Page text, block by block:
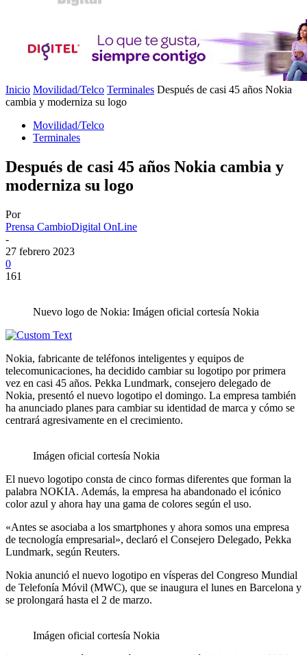
Inicio Movilidad/Telco Terminales Después de casi 45 años Nokia
cambia y moderniza su logo
Movilidad/Telco
Terminales
Después de casi 45 años Nokia cambia y
moderniza su logo
Por
Prensa CambioDigital OnLine
-
27 febrero 2023
0
161
Nuevo logo de Nokia: Imágen oficial cortesía Nokia
Nokia, fabricante de teléfonos inteligentes y equipos de
telecomunicaciones, ha decidido cambiar su logotipo por primera
vez en casi 45 años. Pekka Lundmark, consejero delegado de
Nokia, presentó el nuevo logotipo el domingo. La empresa también
ha anunciado planes para cambiar su identidad de marca y cómo se
centrará agresivamente en el crecimiento.
Imágen oficial cortesía Nokia
El nuevo logotipo consta de cinco formas diferentes que forman la
palabra NOKIA. Además, la empresa ha abandonado el icónico
color azul y ahora hay una gama de colores según el uso.
«Antes se asociaba a los smartphones y ahora somos una empresa
de tecnología empresarial», declaró el Consejero Delegado, Pekka
Lundmark, según Reuters.
Nokia anunció el nuevo logotipo en vísperas del Congreso Mundial
de Telefonía Móvil (MWC), que se inaugura el lunes en Barcelona y
se prolongará hasta el 2 de marzo.
Imágen oficial cortesía Nokia